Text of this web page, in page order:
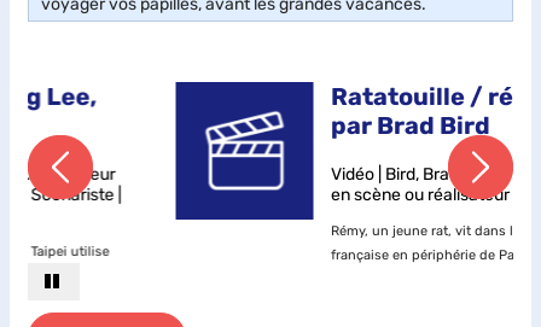
voyager vos papilles, avant les grandes vacances.
Ratatouille / réalisé
par Brad Bird
Vidéo | Bird, Brad (1957-....). Metteur
en scène ou réalisateur | 2007
Rémy, un jeune rat, vit dans la campagne
française en périphérie de Paris avec son